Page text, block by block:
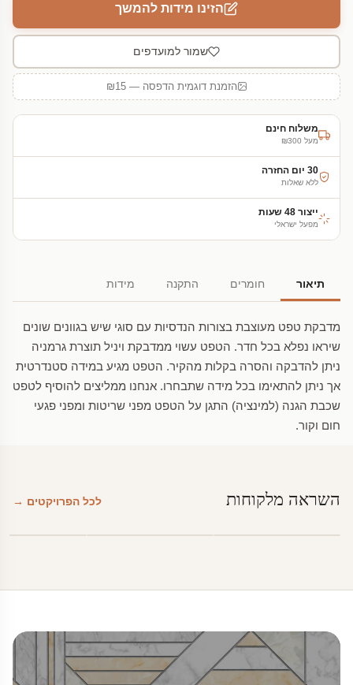
הזינו מידות להמשך
שמור למועדפים
הזמנת דוגמית הדפסה — ₪15
משלוח חינם
מעל ₪300
30 יום החזרה
ללא שאלות
ייצור 48 שעות
מפעל ישראלי
תיאור חומרים התקנה מידות
מדבקת טפט מעוצבת בצורות הנדסיות עם סוגי שיש בגוונים שונים
שיראו נפלא בכל חדר. הטפט עשוי ממדבקת ויניל תוצרת גרמניה
ניתן להדבקה והסרה בקלות מהקיר. הטפט מגיע במידה סטנדרטית
אך ניתן להתאימו בכל מידה שתבחרו. אנחנו ממליצים להוסיף לטפט
שכבת הגנה (למינציה) התגן על הטפט מפני שריטות ומפני פגעי
חום וקור.
השראה מלקוחות לכל הפרויקטים →